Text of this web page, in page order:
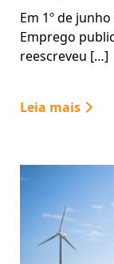
Em 1º de
Emprego
reescreveu […]
Leia mais